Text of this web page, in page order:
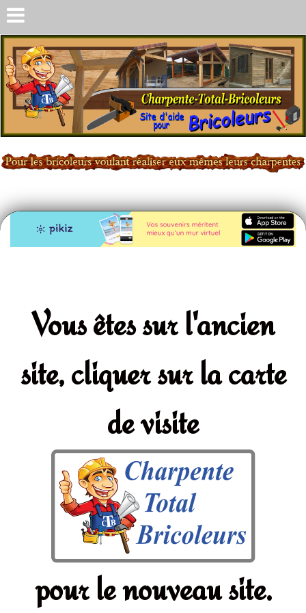
Vous êtes sur l'ancien
site, cliquer sur la carte
de visite
pour le nouveau site.